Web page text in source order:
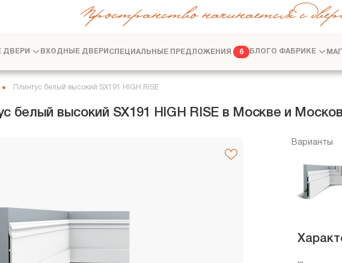
Пространство начинается с
ДВЕРИ ВХОДНЫЕ ДВЕРИ СПЕЦИАЛЬНЫЕ ПРЕДЛОЖЕНИЯ 6 БЛОГО ФАБРИКЕ
Плинтус белый высокий SX191 HIGH RISE
белый высокий SX191 HIGH RISE в Москве и
Варианты